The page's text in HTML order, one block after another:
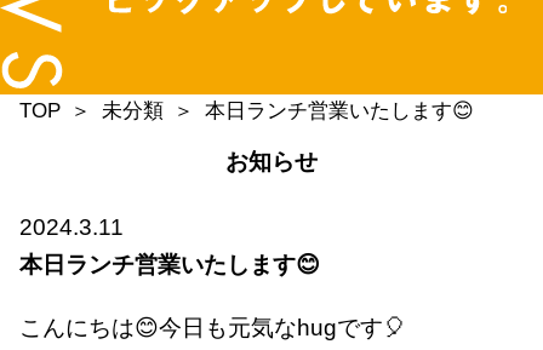
TOP 未分類 本日ランチ営業いたします😊
お知らせ
2024.3.11
本日ランチ営業いたします😊
こんにちは😊今日も元気なhugです🎈